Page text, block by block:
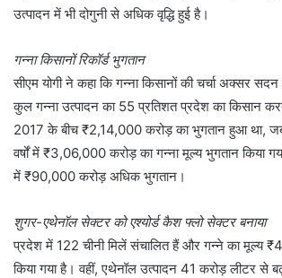
उत्पादन में भी दोगुनी से अधिक वृद्धि हुई है।
गन्ना किसानों रिकॉर्ड भुगतान
सीएम योगी ने कहा कि गन्ना किसानों की चर्चा अक्सर
कुल गन्ना उत्पादन का 55 प्रतिशत प्रदेश का किसान
2017 के बीच ₹2,14,000 करोड़ का भुगतान हुआ था,
वर्षों में ₹3,06,000 करोड़ का गन्ना मूल्य भुगतान किया
में ₹90,000 करोड़ अधिक भुगतान।
शुगर-एथेनॉल सेक्टर को एश्योर्ड कैश फ्लो सेक्टर बनाया
प्रदेश में 122 चीनी मिलें संचालित हैं और गन्ने का मूल्य
किया गया है। वहीं, एथेनॉल उत्पादन 41 करोड़ लीटर से